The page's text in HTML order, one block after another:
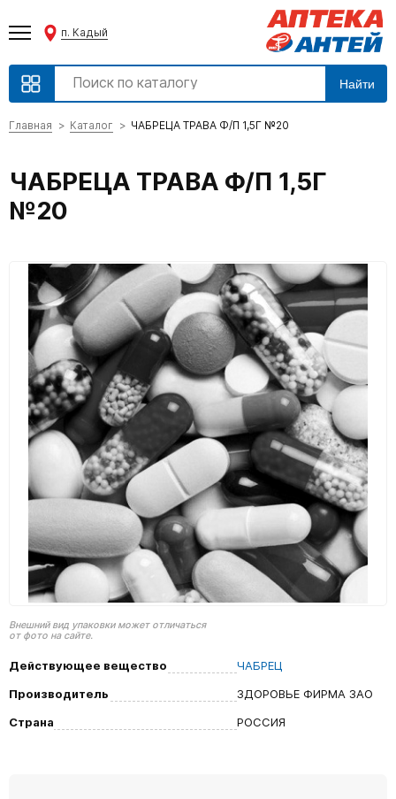
п. Кадый
Найти
Главная Каталог ЧАБРЕЦА ТРАВА Ф/П 1,5Г №20
ЧАБРЕЦА ТРАВА Ф/П 1,5Г
№20
Внешний вид упаковки может отличаться
от фото на сайте.
Действующее вещество
ЧАБРЕЦ
Производитель
ЗДОРОВЬЕ ФИРМА ЗАО
Страна
РОССИЯ